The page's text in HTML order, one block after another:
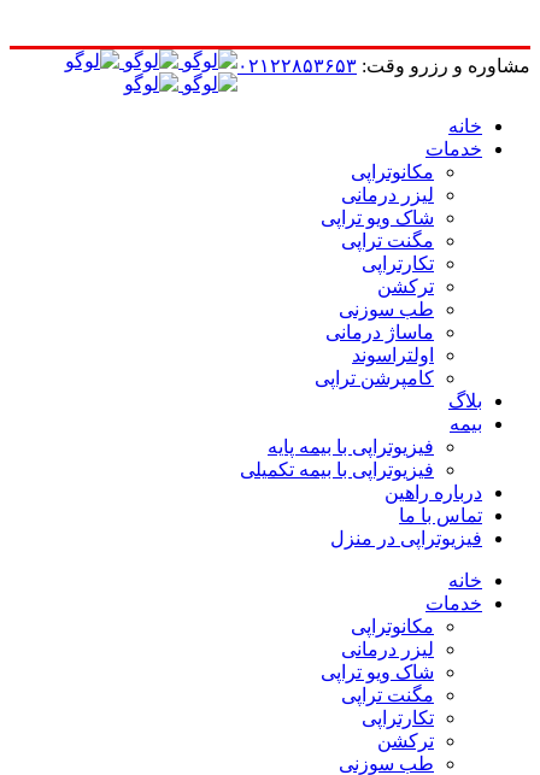
مشاوره و رزرو وقت: ۰۲۱۲۲۸۵۳۶۵۳
خانه
خدمات
مکانوتراپی
لیزر درمانی
شاک ویو تراپی
مگنت تراپی
تکارتراپی
ترکشن
طب سوزنی
ماساژ درمانی
اولتراسوند
کامپرشن تراپی
بلاگ
بیمه
فیزیوتراپی با بیمه پایه
فیزیوتراپی با بیمه تکمیلی
درباره راهین
تماس با ما
فیزیوتراپی در منزل
خانه
خدمات
مکانوتراپی
لیزر درمانی
شاک ویو تراپی
مگنت تراپی
تکارتراپی
ترکشن
طب سوزنی